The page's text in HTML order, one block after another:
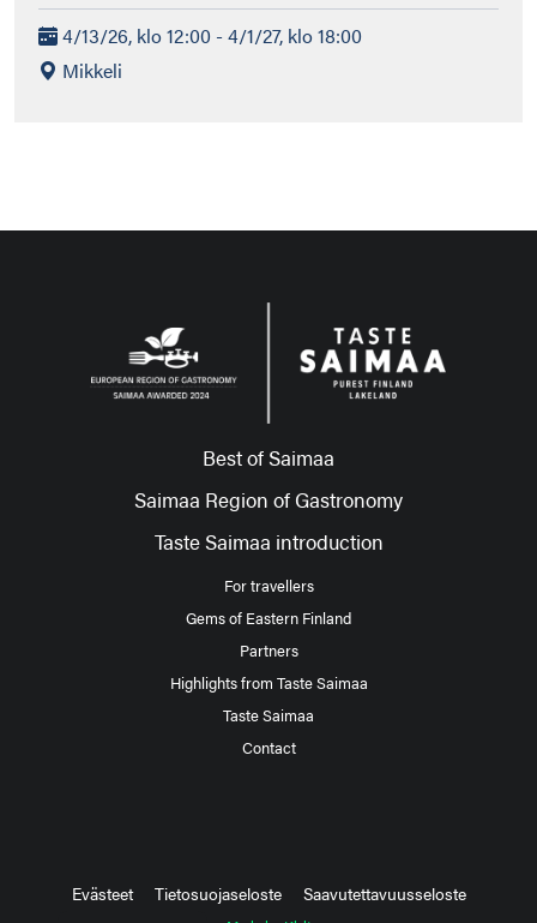
4/13/26, klo 12:00 - 4/1/27, klo 18:00
Mikkeli
Best of Saimaa
Saimaa Region of Gastronomy
Taste Saimaa introduction
For travellers
Gems of Eastern Finland
Partners
Highlights from Taste Saimaa
Taste Saimaa
Contact
Evästeet Tietosuojaseloste Saavutettavuusseloste